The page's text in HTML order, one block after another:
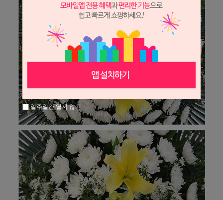
일주일간 열지 않기